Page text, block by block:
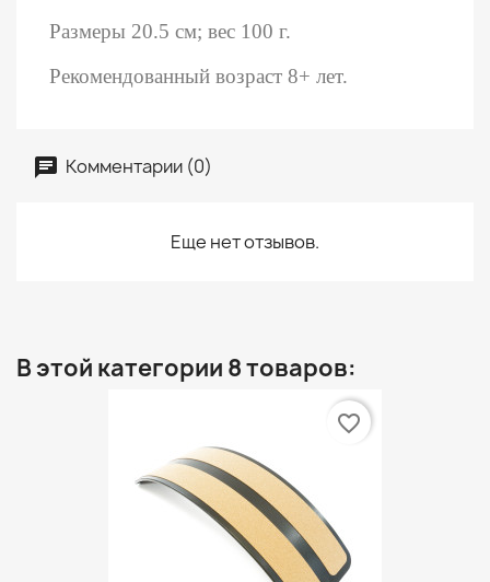
Размеры 20.5 см; вес 100 г.
Рекомендованный возраст 8+ лет.
Комментарии (0)
Еще нет отзывов.
В этой категории 8 товаров:
favorite_border